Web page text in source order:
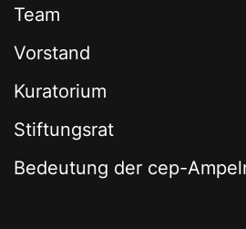
Team
Vorstand
Kuratorium
Stiftungsrat
Bedeutung der cep-